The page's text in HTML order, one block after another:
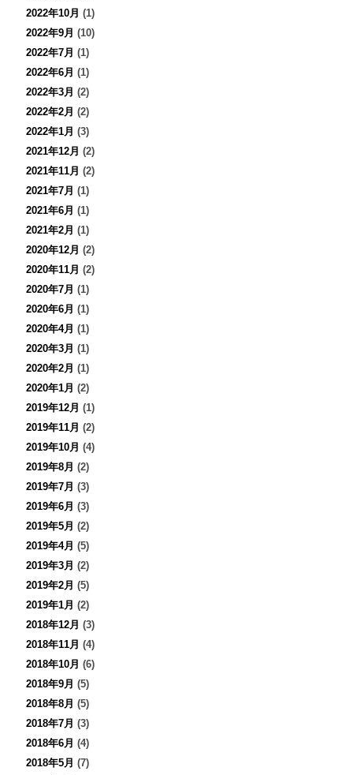
2022年10月 (1)
2022年9月 (10)
2022年7月 (1)
2022年6月 (1)
2022年3月 (2)
2022年2月 (2)
2022年1月 (3)
2021年12月 (2)
2021年11月 (2)
2021年7月 (1)
2021年6月 (1)
2021年2月 (1)
2020年12月 (2)
2020年11月 (2)
2020年7月 (1)
2020年6月 (1)
2020年4月 (1)
2020年3月 (1)
2020年2月 (1)
2020年1月 (2)
2019年12月 (1)
2019年11月 (2)
2019年10月 (4)
2019年8月 (2)
2019年7月 (3)
2019年6月 (3)
2019年5月 (2)
2019年4月 (5)
2019年3月 (2)
2019年2月 (5)
2019年1月 (2)
2018年12月 (3)
2018年11月 (4)
2018年10月 (6)
2018年9月 (5)
2018年8月 (5)
2018年7月 (3)
2018年6月 (4)
2018年5月 (7)